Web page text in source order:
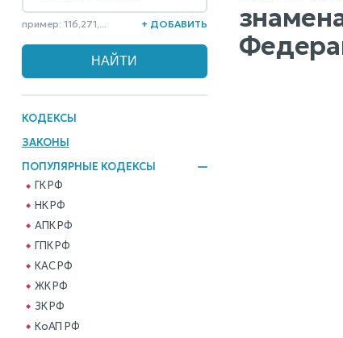
пример: 116,271,... + ДОБАВИТЬ
КОДЕКСЫ
ЗАКОНЫ
ПОПУЛЯРНЫЕ КОДЕКСЫ
ГК РФ
НК РФ
АПК РФ
ГПК РФ
КАС РФ
ЖК РФ
ЗК РФ
КоАП РФ